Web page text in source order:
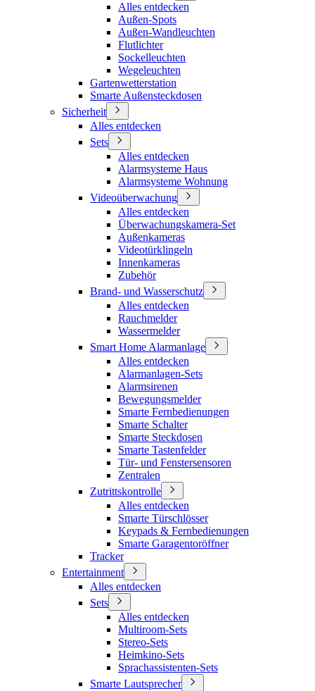
Alles entdecken
Außen-Spots
Außen-Wandleuchten
Flutlichter
Sockelleuchten
Wegeleuchten
Gartenwetterstation
Smarte Außensteckdosen
Sicherheit
Alles entdecken
Sets
Alles entdecken
Alarmsysteme Haus
Alarmsysteme Wohnung
Videoüberwachung
Alles entdecken
Überwachungskamera-Set
Außenkameras
Videotürklingeln
Innenkameras
Zubehör
Brand- und Wasserschutz
Alles entdecken
Rauchmelder
Wassermelder
Smart Home Alarmanlage
Alles entdecken
Alarmanlagen-Sets
Alarmsirenen
Bewegungsmelder
Smarte Fernbedienungen
Smarte Schalter
Smarte Steckdosen
Smarte Tastenfelder
Tür- und Fenstersensoren
Zentralen
Zutrittskontrolle
Alles entdecken
Smarte Türschlösser
Keypads & Fernbedienungen
Smarte Garagentoröffner
Tracker
Entertainment
Alles entdecken
Sets
Alles entdecken
Multiroom-Sets
Stereo-Sets
Heimkino-Sets
Sprachassistenten-Sets
Smarte Lautsprecher